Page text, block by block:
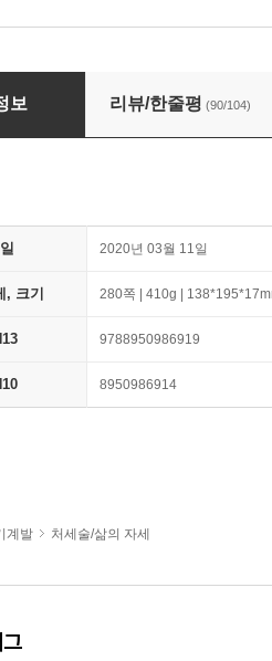
를 살렸다
보 리뷰/한줄평 (90/104)
2020년 03월 11일
, 크기 280쪽 | 410g |
9788950986919
8950986914
계발 처세술/삶의 자세